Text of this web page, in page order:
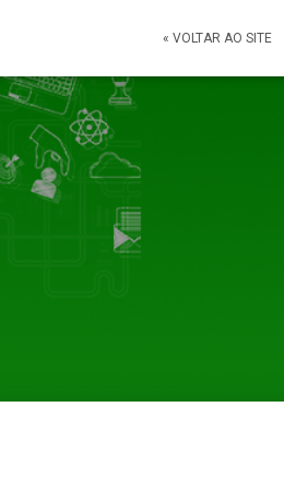
« VOLTAR AO SITE